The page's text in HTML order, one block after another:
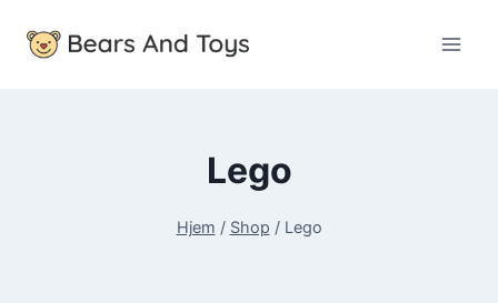
Lego
Hjem / Shop / Lego